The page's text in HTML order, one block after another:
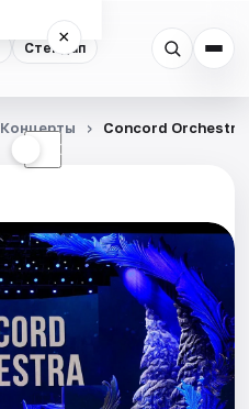
Стендап
×
☾
Концерты Concord